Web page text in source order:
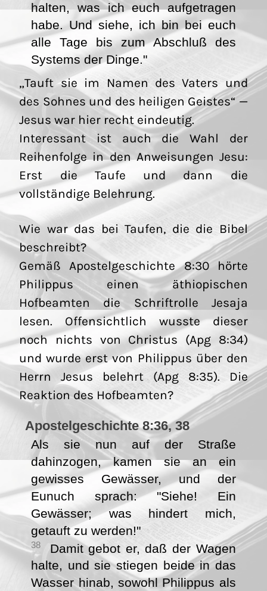
halten, was ich euch aufgetragen
habe. Und siehe, ich bin bei euch
alle Tage bis zum Abschluß des
Systems der Dinge."
„Tauft sie im Namen des Vaters und
des Sohnes und des heiligen Geistes“ —
Jesus war hier recht eindeutig.
Interessant ist auch die Wahl der
Reihenfolge in den Anweisungen Jesu:
Erst die Taufe und dann die
vollständige Belehrung.
Wie war das bei Taufen, die die Bibel
beschreibt?
Gemäß Apostelgeschichte 8:30 hörte
Philippus einen äthiopischen
Hofbeamten die Schriftrolle Jesaja
lesen. Offensichtlich wusste dieser
noch nichts von Christus (Apg 8:34)
und wurde erst von Philippus über den
Herrn Jesus belehrt (Apg 8:35). Die
Reaktion des Hofbeamten?
Apostelgeschichte 8:36, 38
Als sie nun auf der Straße
dahinzogen, kamen sie an ein
gewisses Gewässer, und der
Eunuch sprach: "Siehe! Ein
Gewässer; was hindert mich,
getauft zu werden!"
38
Damit gebot er, daß der Wagen
halte, und sie stiegen beide in das
Wasser hinab, sowohl Philippus als